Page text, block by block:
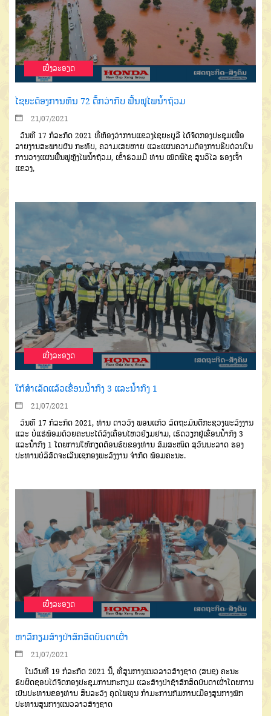
ເບີ່ງລະອຽດ
ໄຊຍະຕ້ອງການທຶນ 72 ຕື້ກວ່າກີບ ຟື້ນຟູໄພນໍ້າຖ້ວມ
21/07/2021
ວັນທີ 17 ກໍລະກົດ 2021 ທີ່ຫ້ອງວ່າການແຂວງໄຊຍະບູລີ ໄດ້ຈັດກອງປະຊຸມເພື່ອ
ລາຍງານສະພາບຜົນ ກະທົບ, ຄວາມເສຍຫາຍ ແລະແຜນຄວາມຕ້ອງການຮີບດ່ວນໃນ
ການວາງແຜນຟື້ນຟູຫຼັງໄພນໍ້າຖ້ວມ, ເຂົ້າຮ່ວມມີ ທ່ານ ເພັດພິໄຊ ສູນວິໄລ ຮອງເຈົ້າ
ແຂວງ,
ເບີ່ງລະອຽດ
ໃກ້ສຳເລັດແລ້ວເຂື່ອນນໍ້າກົງ 3 ແລະນໍ້າກົງ 1
21/07/2021
ວັນທີ 17 ກໍລະກົດ 2021, ທ່ານ ດາວວົງ ພອນແກ້ວ ລັດຖະມົນຕີກະຊວງພະລັງງານ
ແລະ ບໍ່ແຮ່ພ້ອມດ້ວຍຄະນະໄດ້ລົງເຄື່ອນໄຫວຢ້ຽມຢາມ, ເຮັດວຽກຢູ່ເຂື່ອນນໍ້າກົງ 3
ແລະນໍ້າກົງ 1 ໂດຍການໃຫ້ກຽດຕ້ອນຮັບຂອງທ່ານ ສົມສະໜິດ ສຸວັນນະລາດ ຮອງ
ປະທານບໍລິສັດຈະເລີນເຊກອງພະລັງງານ ຈໍາກັດ ພ້ອມຄະນະ.
ເບີ່ງລະອຽດ
ຫາລືກຽມສ້າງປ່າສັກສິດບັນດາເຜົ່າ
21/07/2021
ໃນວັນທີ 19 ກໍລະກົດ 2021 ນີ້, ທີ່ສູນກາງແນວລາວສ້າງຊາດ (ສນຊ) ຄະນະ
ຮັບຜິດຊອບໄດ້ຈັດກອງປະຊຸມການກະກຽມ ແລະສ້າງປ່າຊ້າສັກສິດບັນດາເຜົ່າໂດຍການ
ເປັນປະທານຂອງທ່ານ ສິນລະວົງ ຄຸດໄພທູນ ກໍາມະການກົມການເມືອງສູນກາງພັກ
ປະທານສູນກາງແນວລາວສ້າງຊາດ